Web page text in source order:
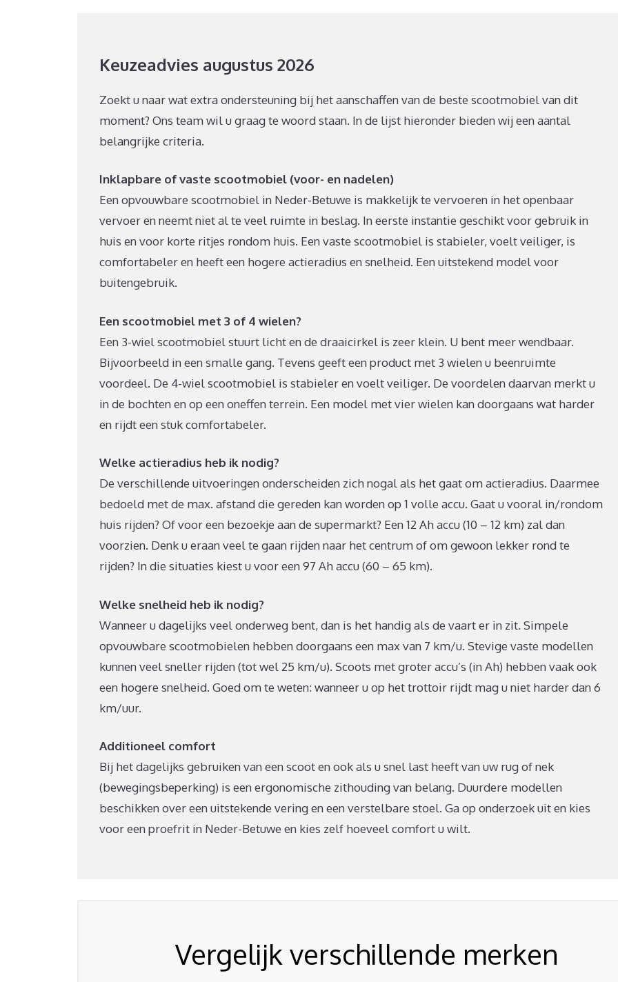
Keuzeadvies augustus 2026
Zoekt u naar wat extra ondersteuning bij het aanschaffen van de beste scootmobiel van dit
moment? Ons team wil u graag te woord staan. In de lijst hieronder bieden wij een aantal
belangrijke criteria.
Inklapbare of vaste scootmobiel (voor- en nadelen)
Een opvouwbare scootmobiel in Neder-Betuwe is makkelijk te vervoeren in het openbaar
vervoer en neemt niet al te veel ruimte in beslag. In eerste instantie geschikt voor gebruik in
huis en voor korte ritjes rondom huis. Een vaste scootmobiel is stabieler, voelt veiliger, is
comfortabeler en heeft een hogere actieradius en snelheid. Een uitstekend model voor
buitengebruik.
Een scootmobiel met 3 of 4 wielen?
Een 3-wiel scootmobiel stuurt licht en de draaicirkel is zeer klein. U bent meer wendbaar.
Bijvoorbeeld in een smalle gang. Tevens geeft een product met 3 wielen u beenruimte
voordeel. De 4-wiel scootmobiel is stabieler en voelt veiliger. De voordelen daarvan merkt u
in de bochten en op een oneffen terrein. Een model met vier wielen kan doorgaans wat harder
en rijdt een stuk comfortabeler.
Welke actieradius heb ik nodig?
De verschillende uitvoeringen onderscheiden zich nogal als het gaat om actieradius. Daarmee
bedoeld met de max. afstand die gereden kan worden op 1 volle accu. Gaat u vooral in/rondom
huis rijden? Of voor een bezoekje aan de supermarkt? Een 12 Ah accu (10 – 12 km) zal dan
voorzien. Denk u eraan veel te gaan rijden naar het centrum of om gewoon lekker rond te
rijden? In die situaties kiest u voor een 97 Ah accu (60 – 65 km).
Welke snelheid heb ik nodig?
Wanneer u dagelijks veel onderweg bent, dan is het handig als de vaart er in zit. Simpele
opvouwbare scootmobielen hebben doorgaans een max van 7 km/u. Stevige vaste modellen
kunnen veel sneller rijden (tot wel 25 km/u). Scoots met groter accu’s (in Ah) hebben vaak ook
een hogere snelheid. Goed om te weten: wanneer u op het trottoir rijdt mag u niet harder dan 6
km/uur.
Additioneel comfort
Bij het dagelijks gebruiken van een scoot en ook als u snel last heeft van uw rug of nek
(bewegingsbeperking) is een ergonomische zithouding van belang. Duurdere modellen
beschikken over een uitstekende vering en een verstelbare stoel. Ga op onderzoek uit en kies
voor een proefrit in Neder-Betuwe en kies zelf hoeveel comfort u wilt.
Vergelijk verschillende merken